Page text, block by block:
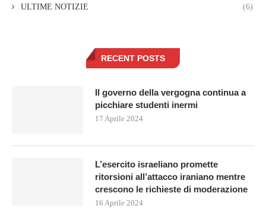
ULTIME NOTIZIE (6)
RECENT POSTS
Il governo della vergogna continua a
picchiare studenti inermi
17 Aprile 2024
L’esercito israeliano promette
ritorsioni all’attacco iraniano mentre
crescono le richieste di moderazione
16 Aprile 2024